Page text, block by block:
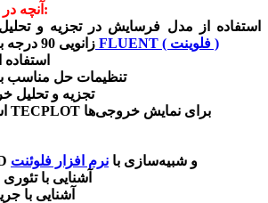
آنچه در این کد خواهید آموخت:
زانویی 90 درجه با استفاده از
نرم افزار FLUENT ( فلوینت )
2-
3- تنظیمات حل
4- تجزیه و
5- استفاده از نرم افزار TECPLOT برای نمایش خروجی‌ها
1- آشنایی اولیه با CFD و شبیه‌سازی با نرم افزار فلوئنت
2- آشنایی با
3- آشنایی